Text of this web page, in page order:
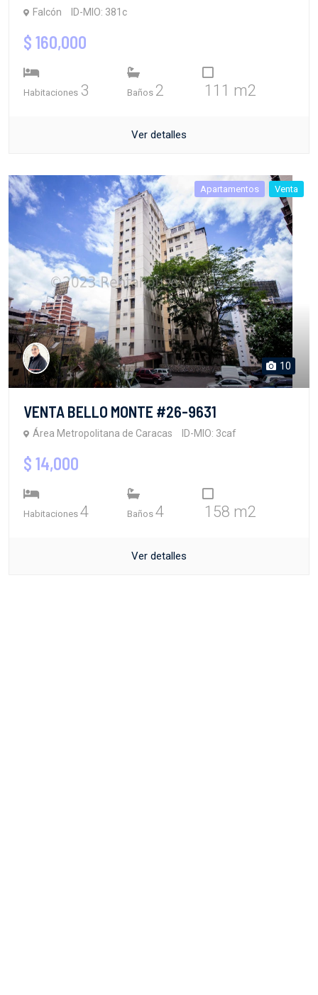
Falcón ID-MIO: 381c
$ 160,000
Habitaciones 3 Baños 2 111 m2
Ver detalles
Apartamentos Venta
10
VENTA BELLO MONTE #26-9631
Área Metropolitana de Caracas ID-MIO: 3caf
$ 14,000
Habitaciones 4 Baños 4 158 m2
Ver detalles